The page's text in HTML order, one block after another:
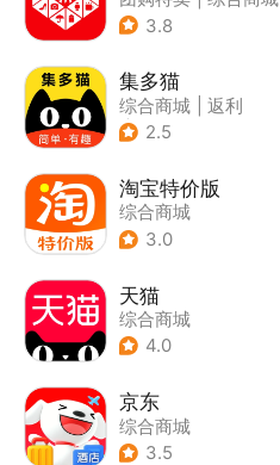
3.8
集多猫
综合商城
返利
| 商品推荐
2.5
淘宝特价版
综合商城
3.0
天猫
综合商城
4.0
京东
综合商城
3.5